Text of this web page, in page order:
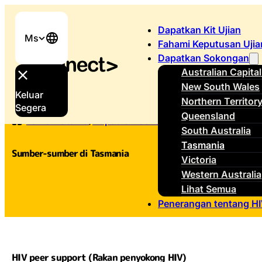
Dapatkan Kit Ujian
Fahami Keputusan
Dapatkan Sokongan
Australian
New South Wales
Northern Territory
Queensland
South Australia
Tasmania
Victoria
Western Australia
Lihat Semua
Penerangan tentang
Ms
Keluar
Segera
Laman Utama
Dapatkan Sokongan/Tasmania
Sumber-sumber di Tasmania
HIV peer support (Rakan penyokong HIV)